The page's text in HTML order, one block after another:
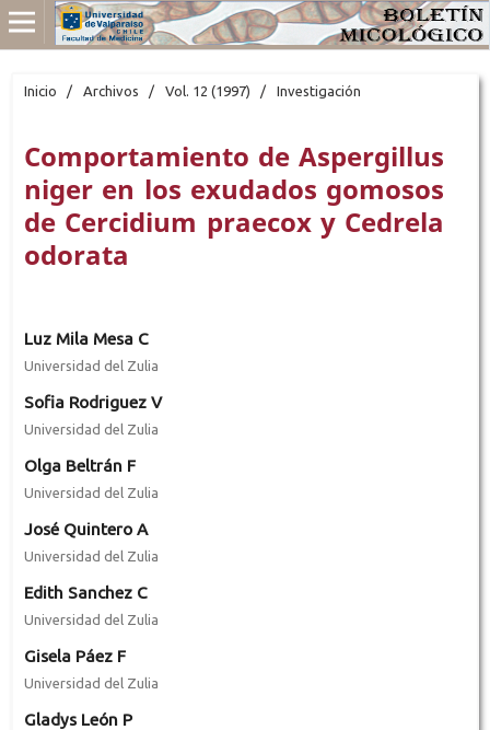
Inicio / Archivos / Vol. 12 (1997) / Investigación
Comportamiento de Aspergillus
niger en los exudados gomosos
de Cercidium praecox y Cedrela
odorata
Luz Mila Mesa C
Universidad del Zulia
Sofia Rodriguez V
Universidad del Zulia
Olga Beltrán F
Universidad del Zulia
José Quintero A
Universidad del Zulia
Edith Sanchez C
Universidad del Zulia
Gisela Páez F
Universidad del Zulia
Gladys León P